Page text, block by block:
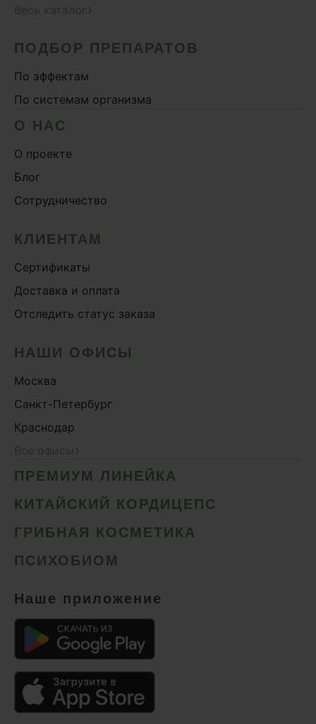
ПОДБОР ПРЕПАРАТОВ
По эффектам
По системам организма
О НАС
О проекте
Блог
Сотрудничество
КЛИЕНТАМ
Сертификаты
Доставка и оплата
Отследить статус заказа
НАШИ ОФИСЫ
Москва
Санкт-Петербург
Краснодар
ПРЕМИУМ ЛИНЕЙКА
КИТАЙСКИЙ КОРДИЦЕПС
ГРИБНАЯ КОСМЕТИКА
ПСИХОБИОМ
Наше приложение